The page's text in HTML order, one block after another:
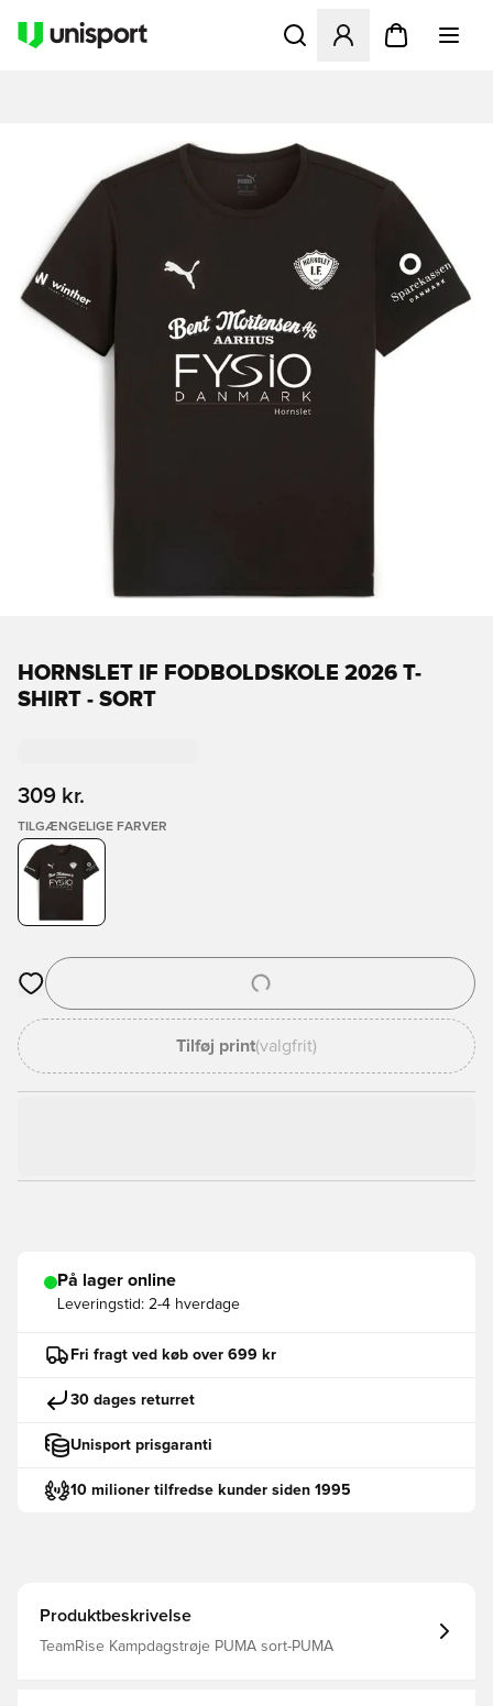
Åbner en Modal til at
HORNSLET IF FODBOLDSKOLE 2026 T-
SHIRT - SORT
309 kr.
TILGÆNGELIGE FARVER
Åbner en Modal til at logge ind eller tilmelde dig som medlem
Tilføj print(valgfrit)
På lager online
Leveringstid: 2-4 hverdage
Fri fragt ved køb over 699 kr
30 dages returret
Unisport prisgaranti
10 milioner tilfredse kunder siden 1995
Produktbeskrivelse
TeamRise Kampdagstrøje PUMA sort-PUMA